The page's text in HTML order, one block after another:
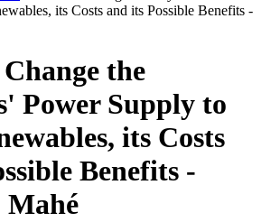
its Costs and its Possible Benefits -
the
Power Supply to
its Costs
Benefits -
Mahé